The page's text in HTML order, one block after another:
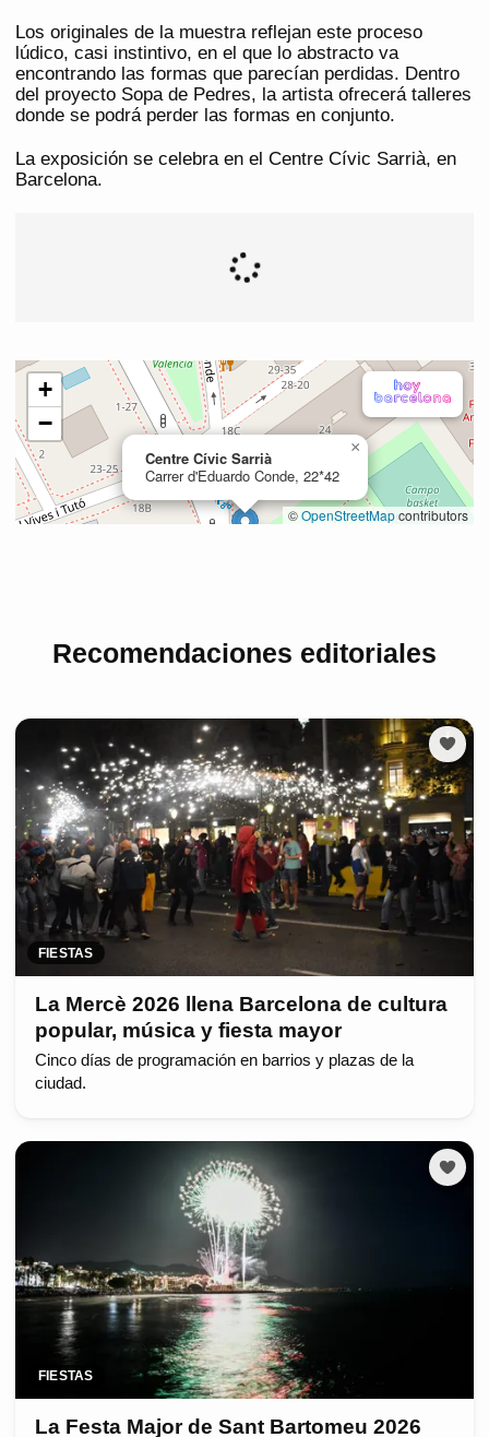
Los originales de la muestra reflejan este proceso
lúdico, casi instintivo, en el que lo abstracto va
encontrando las formas que parecían perdidas. Dentro
del proyecto Sopa de Pedres, la artista ofrecerá talleres
donde se podrá perder las formas en conjunto.
La exposición se celebra en el Centre Cívic Sarrià, en
Barcelona.
Recomendaciones editoriales
FIESTAS
La Mercè 2026 llena Barcelona de cultura
popular, música y fiesta mayor
Cinco días de programación en barrios y plazas de la
ciudad.
FIESTAS
La Festa Major de Sant Bartomeu 2026